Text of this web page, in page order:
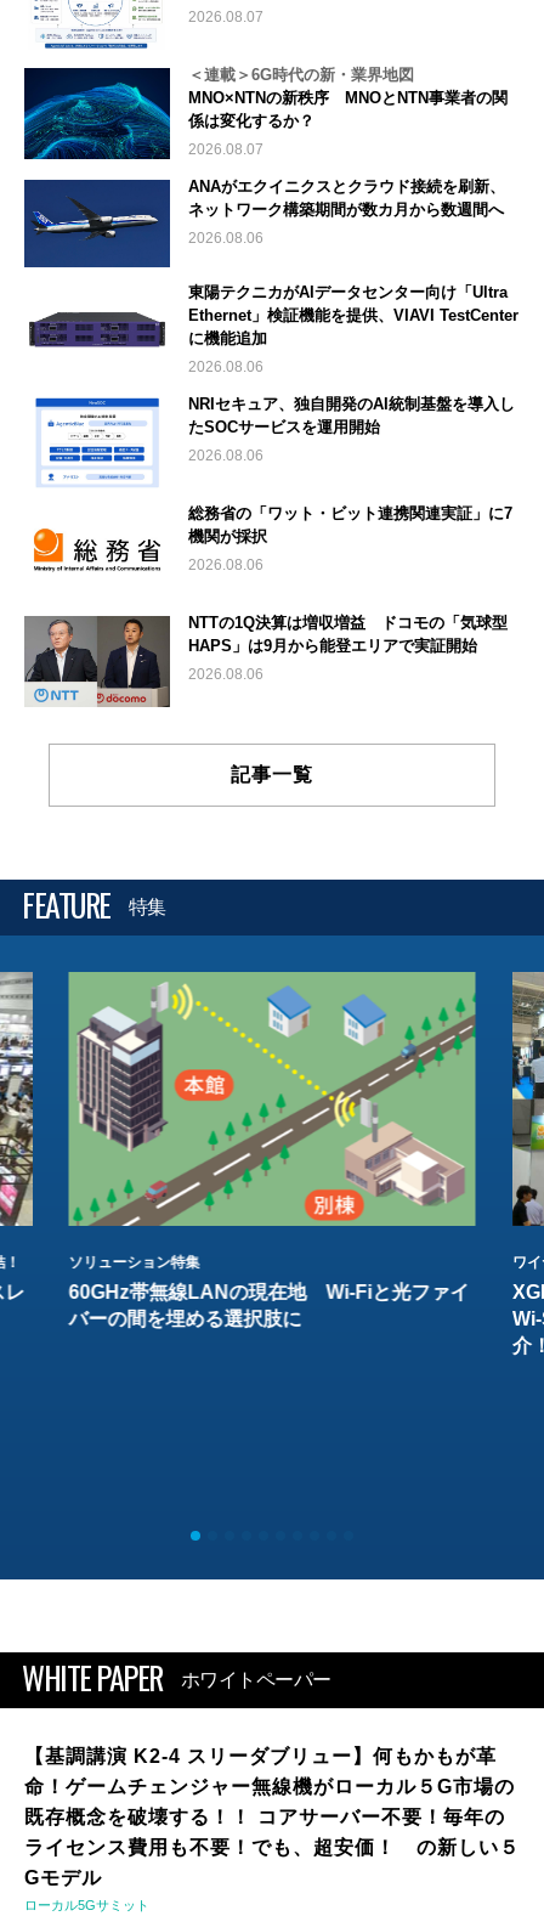
2026.08.07
＜連載＞6G時代の新・業界地図
MNO×NTNの新秩序 MNOとNTN事業者の関
係は変化するか？
2026.08.07
ANAがエクイニクスとクラウド接続を刷新、
ネットワーク構築期間が数カ月から数週間へ
2026.08.06
東陽テクニカがAIデータセンター向け「Ultra
Ethernet」検証機能を提供、VIAVI TestCenter
に機能追加
2026.08.06
NRIセキュア、独自開発のAI統制基盤を導入し
たSOCサービスを運用開始
2026.08.06
総務省の「ワット・ビット連携関連実証」に7
機関が採択
2026.08.06
NTTの1Q決算は増収増益 ドコモの「気球型
HAPS」は9月から能登エリアで実証開始
2026.08.06
記事一覧
FEATURE 特集
レ
ソリューション特集
60GHz帯無線LANの現在地 Wi-Fiと光ファイ
バーの間を埋める選択肢に
ワ
介
WHITE PAPER ホワイトペーパー
【基調講演 K2-4 スリーダブリュー】何もかもが革
命！ゲームチェンジャー無線機がローカル５G市場の
既存概念を破壊する！！ コアサーバー不要！毎年の
ライセンス費用も不要！でも、超安価！ の新しい５
Gモデル
ローカル5Gサミット